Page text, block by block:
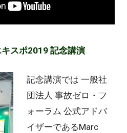
スポ2019 記念講演
記念講演では 一般社
団法人 事故ゼロ・フ
ォーラム 公式アドバ
イザーであるMarc